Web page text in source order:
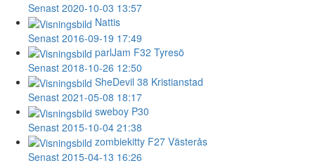
Senast 2020-10-03 13:57
Nattis
Senast 2016-09-19 17:49
parlJam F32 Tyresö
Senast 2018-10-26 12:50
SheDevil 38 Kristianstad
Senast 2021-05-08 18:17
sweboy P30
Senast 2015-10-04 21:38
zombiekitty F27 Västerås
Senast 2015-04-13 16:26